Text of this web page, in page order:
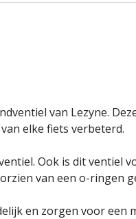
van Lezyne.
elke fiets verbeterd.
Ook is dit ventiel
van een o-
en zorgen voor